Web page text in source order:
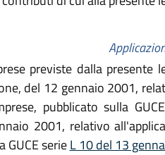
previste dalla
del 12 gennaio 2001,
pubblicato sulla
2001, relativo
GUCE serieL 10 del 13